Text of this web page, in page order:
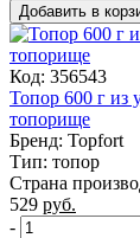
Добавить в
Код: 356543
Топор 600 г из
топорище
Бренд: Topfort
Тип: топор
Страна
529 руб.
-